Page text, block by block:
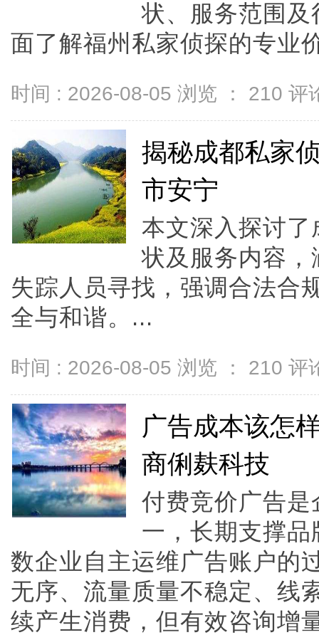
状、服务范围
面了解福州私家侦探的专业
时间 : 2026-08-05 浏览 ： 210 评
揭秘成都私家
市安宁
本文深入探讨
状及服务内容
失踪人员寻找，强调合法合
全与和谐。...
时间 : 2026-08-05 浏览 ： 210 评
广告成本该怎
商俐麸科技
付费竞价广告
一，长期支撑
数企业自主运维广告账户的
无序、流量质量不稳定、线
续产生消费，但有效咨询增